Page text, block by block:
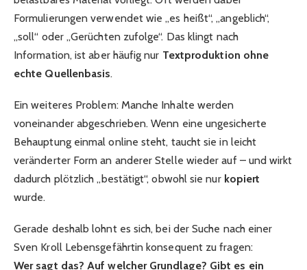
Formulierungen verwendet wie „es heißt“, „angeblich“,
„soll“ oder „Gerüchten zufolge“. Das klingt nach
Information, ist aber häufig nur Textproduktion ohne
echte Quellenbasis.
Ein weiteres Problem: Manche Inhalte werden
voneinander abgeschrieben. Wenn eine ungesicherte
Behauptung einmal online steht, taucht sie in leicht
veränderter Form an anderer Stelle wieder auf – und wirkt
dadurch plötzlich „bestätigt“, obwohl sie nur kopiert
wurde.
Gerade deshalb lohnt es sich, bei der Suche nach einer
Sven Kroll Lebensgefährtin konsequent zu fragen:
Wer sagt das? Auf welcher Grundlage? Gibt es ein